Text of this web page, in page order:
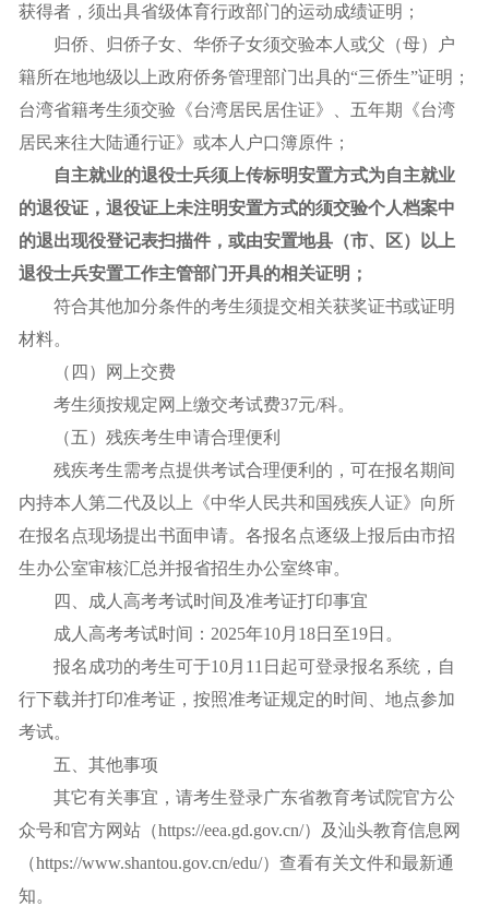
获得者，须出具省级体育行政部门的运动成绩证明；
归侨、归侨子女、华侨子女须交验本人或父（母）户
籍所在地地级以上政府侨务管理部门出具的“三侨生”证明；
台湾省籍考生须交验《台湾居民居住证》、五年期《台湾
居民来往大陆通行证》或本人户口簿原件；
自主就业的退役士兵须上传标明安置方式为自主就业
的退役证 ，退役证上未注明安置方式的须交验个人档案中
的退出现役登记表扫描件，或由安置地县（市、区）以上
退役士兵安置工作主管部门开具的相关证明；
符合其他加分条件的考生须提交相关获奖证书或证明
材料。
（四）网上交费
考生须按规定网上缴交考试费37元/科。
（五）残疾考生申请合理便利
残疾考生需考点提供考试合理便利的，可在报名期间
内持本人第二代及以上《中华人民共和国残疾人证》向所
在报名点现场提出书面申请。各报名点逐级上报后由市招
生办公室审核汇总并报省招生办公室终审。
四、成人高考考试时间及准考证打印事宜
成人高考考试时间：2025年10月18日至19日。
报名成功的考生可于10月11日起可登录报名系统，自
行下载并打印准考证，按照准考证规定的时间、地点参加
考试。
五、其他事项
其它有关事宜，请考生登录广东省教育考试院官方公
众号和官方网站（https://eea.gd.gov.cn/）及汕头教育信息网
（https://www.shantou.gov.cn/edu/）查看有关文件和最新通
知。